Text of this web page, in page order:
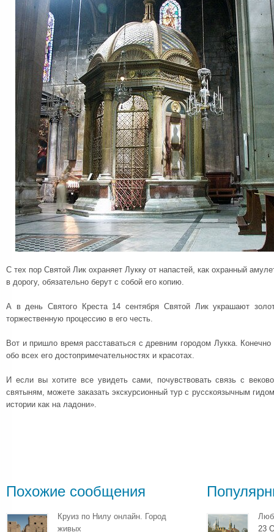
С тех пор Святой Лик охраняет Лукку от напастей, как охранный
в дорогу, обязательно берут с собой его копию.
А в день Святого Креста 14 сентября Святой Лик украшают
торжественную процессию в его честь.
Вот и пришло время расставаться с древним городом Лукка. Конечно
обо всех его достопримечательностях и красотах.
И если вы хотите все увидеть сами, почувствовать связь с
святыням, можете заказать экскурсионный тур с русскоязычным
истории как на ладони».
Похожие сообщения
Круиз по Нилу онлайн. Город
живых
23